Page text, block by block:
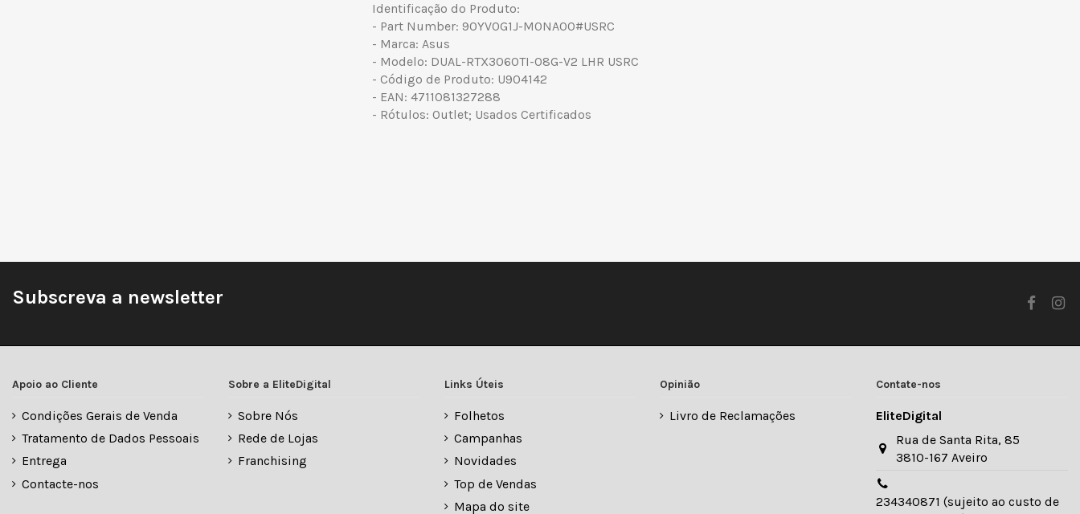
Identificação do Produto:
- Part Number: 90YV0G1J-M0NA00#USRC
- Marca: Asus
- Modelo: DUAL-RTX3060TI-O8G-V2 LHR USRC
- Código de Produto: U904142
- EAN: 4711081327288
- Rótulos: Outlet; Usados Certificados
Subscreva a newsletter
Apoio ao Cliente
Condições Gerais de Venda
Tratamento de Dados Pessoais
Entrega
Contacte-nos
Sobre a EliteDigital
Sobre Nós
Rede de Lojas
Franchising
Links Úteis
Folhetos
Campanhas
Novidades
Top de Vendas
Mapa do site
Opinião
Livro de Reclamações
Contate-nos
EliteDigital
Rua de Santa Rita, 85
3810-167 Aveiro
234340871 (sujeito ao custo de